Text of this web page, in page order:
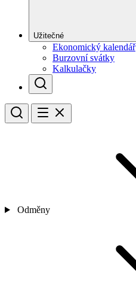
Užitečné
Ekonomický kalendář
Burzovní svátky
Kalkulačky
Odměny